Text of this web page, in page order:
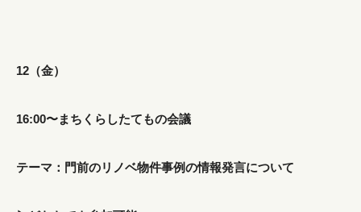
12（金）
16:00〜まちくらしたてもの会議
テーマ：門前のリノベ物件事例の情報発言について